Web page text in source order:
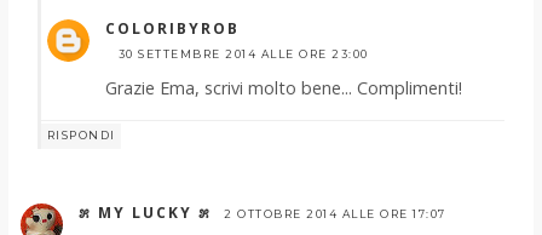
COLORIBYROB
30 SETTEMBRE 2014 ALLE ORE 23:00
Grazie Ema, scrivi molto bene... Complimenti!
RISPONDI
೫ MY LUCKY ೫ 2 OTTOBRE 2014 ALLE ORE 17:07